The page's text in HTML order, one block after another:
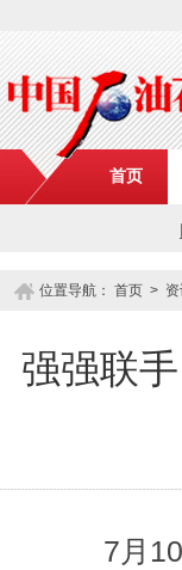
首页
位置导航： 首页 >
强强联
7月10日